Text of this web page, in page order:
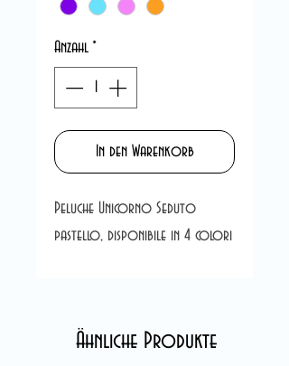
Anzahl *
In den Warenkorb
Peluche Unicorno Seduto
pastello, disponibile in 4 colori
Ähnliche Produkte